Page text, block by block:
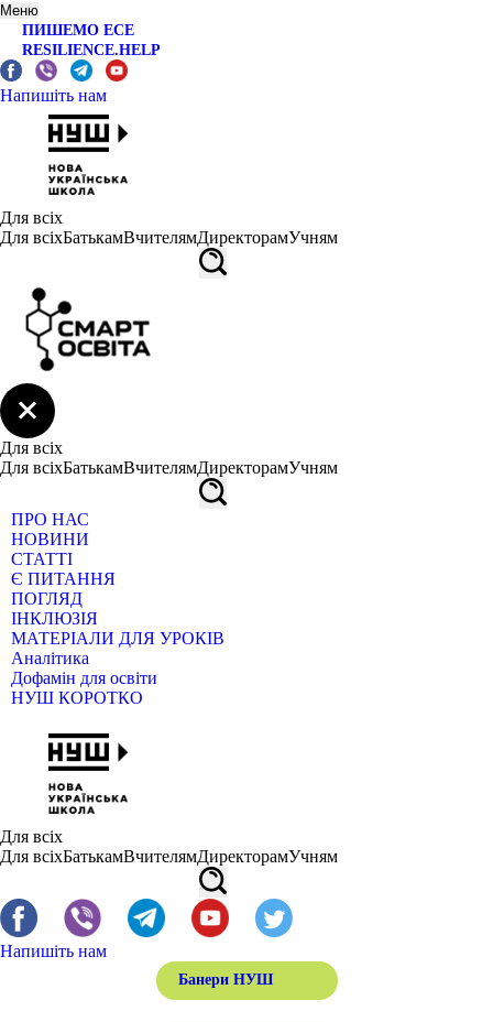
Меню
ПИШЕМО ЕСЕ
RESILIENCE.HELP
Напишіть нам
Для всіх
Для всіхБатькамВчителямДиректорамУчням
Для всіх
Для всіхБатькамВчителямДиректорамУчням
ПРО НАС
НОВИНИ
СТАТТІ
Є ПИТАННЯ
ПОГЛЯД
ІНКЛЮЗІЯ
МАТЕРІАЛИ ДЛЯ УРОКІВ
Аналітика
Дофамін для освіти
НУШ КОРОТКО
Для всіх
Для всіхБатькамВчителямДиректорамУчням
Напишіть нам
Банери НУШ